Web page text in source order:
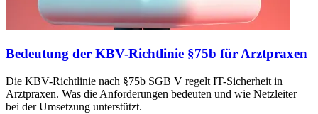
Bedeutung der KBV-Richtlinie §75b für Arztpraxen
Die KBV-Richtlinie nach §75b SGB V regelt IT-Sicherheit in
Arztpraxen. Was die Anforderungen bedeuten und wie Netzleiter
bei der Umsetzung unterstützt.